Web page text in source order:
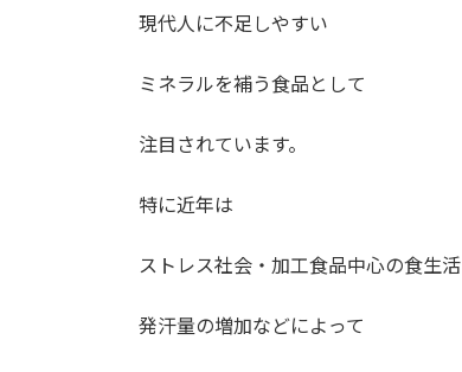
現代人に不足しやすい
ミネラルを補う食品として
注目されています。
特に近年は
ストレス社会・加工食品中心の食生活
発汗量の増加などによって